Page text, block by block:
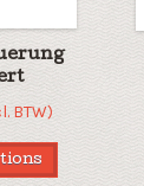
BTW)